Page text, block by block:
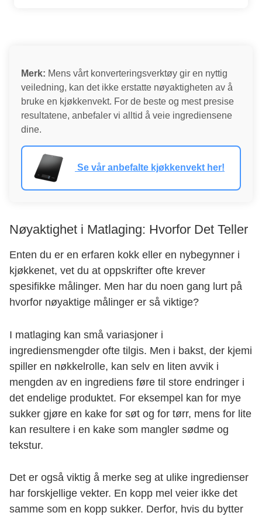
Merk: Mens vårt konverteringsverktøy gir en nyttig
veiledning, kan det ikke erstatte nøyaktigheten av å
bruke en kjøkkenvekt. For de beste og mest presise
resultatene, anbefaler vi alltid å veie ingrediensene
dine.
Se vår anbefalte kjøkkenvekt her!
Nøyaktighet i Matlaging: Hvorfor Det Teller
Enten du er en erfaren kokk eller en nybegynner i
kjøkkenet, vet du at oppskrifter ofte krever
spesifikke målinger. Men har du noen gang lurt på
hvorfor nøyaktige målinger er så viktige?
I matlaging kan små variasjoner i
ingrediensmengder ofte tilgis. Men i bakst, der kjemi
spiller en nøkkelrolle, kan selv en liten avvik i
mengden av en ingrediens føre til store endringer i
det endelige produktet. For eksempel kan for mye
sukker gjøre en kake for søt og for tørr, mens for lite
kan resultere i en kake som mangler sødme og
tekstur.
Det er også viktig å merke seg at ulike ingredienser
har forskjellige vekter. En kopp mel veier ikke det
samme som en kopp sukker. Derfor, hvis du bytter